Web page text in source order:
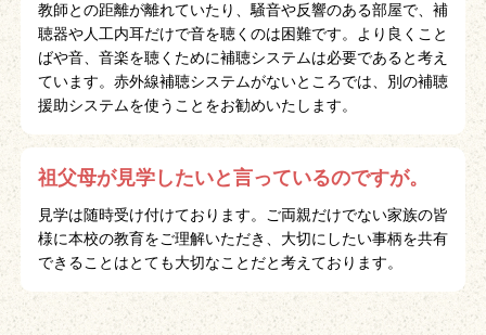
教師との距離が離れていたり、騒音や反響のある部屋で、補
聴器や人工内耳だけで音を聴くのは困難です。より良くこと
ばや音、音楽を聴くために補聴システムは必要であると考え
ています。赤外線補聴システムがないところでは、別の補聴
援助システムを使うことをお勧めいたします。
祖父母が見学したいと言っているのですが。
見学は随時受け付けております。ご両親だけでない家族の皆
様に本校の教育をご理解いただき、大切にしたい事柄を共有
できることはとても大切なことだと考えております。